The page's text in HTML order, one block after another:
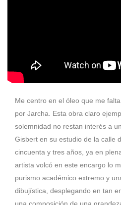
Me centro en el óleo que me
por Jarcha. Esta obra claro
solemnidad no restan interés a
Gisbert en su estudio de la calle
cincuenta y tres años, ya en
artista volcó en este encargo lo
purismo académico extremo y
dibujística, desplegando en tan